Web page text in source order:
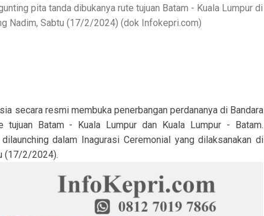
pita tanda dibukanya rute tujuan Batam - Kuala Lumpur di
Nadim, Sabtu (17/2/2024) (dok Infokepri.com)
secara resmi membuka penerbangan perdananya di Bandara
tujuan Batam - Kuala Lumpur dan Kuala Lumpur - Batam.
dalam Inagurasi Ceremonial yang dilaksanakan di
(17/2/2024).